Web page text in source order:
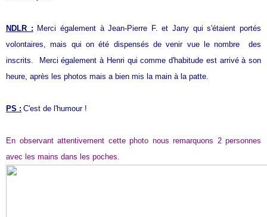
NDLR : Merci également à Jean-Pierre F. et Jany qui s'étaient portés
volontaires, mais qui on été dispensés de venir vue le nombre des
inscrits. Merci également à Henri qui comme d'habitude est arrivé à son
heure, après les photos mais a bien mis la main à la patte.
PS : C'est de l'humour !
En observant attentivement cette photo nous remarquons 2 personnes
avec les mains dans les poches.